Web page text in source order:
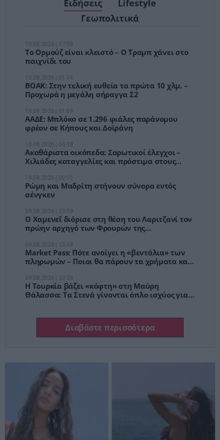
Ειδήσεις
Lifestyle
Γεωπολιτικά
Το Ορμούζ είναι κλειστό – Ο Τραμπ χάνει στο
παιχνίδι του
ΒΟΑΚ: Στην τελική ευθεία τα πρώτα 10 χλμ. –
Προχωρά η μεγάλη σήραγγα Σ2
ΑΑΔΕ: Μπλόκο σε 1.296 φιάλες παράνομου
φρέον σε Κήπους και Δοϊράνη
Ακαθάριστα οικόπεδα: Σαρωτικοί έλεγχοι –
Χιλιάδες καταγγελίες και πρόστιμα στους
Ρώμη και Μαδρίτη στήνουν σύνορα εντός
σένγκεν
Ο Χαμενεΐ διόρισε στη θέση του Λαριτζανί τον
πρώην αρχηγό των Φρουρών της
Market Pass: Πότε ανοίγει η «βεντάλια» των
πληρωμών – Ποιοι θα πάρουν τα χρήματα και
Η Τουρκία βάζει «κόφτη» στη Μαύρη
Θάλασσα: Τα Στενά γίνονται όπλο ισχύος για
Διαβάστε περισσότερα